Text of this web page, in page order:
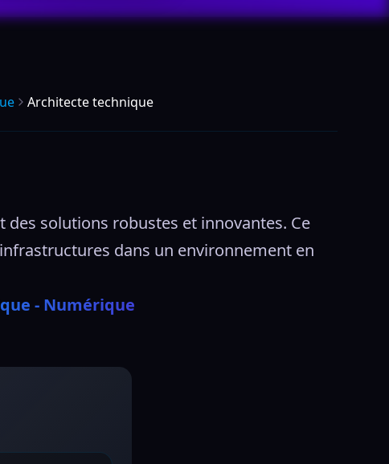
Architecte technique
solutions robustes et innovantes. Ce
dans un environnement en
- Numérique